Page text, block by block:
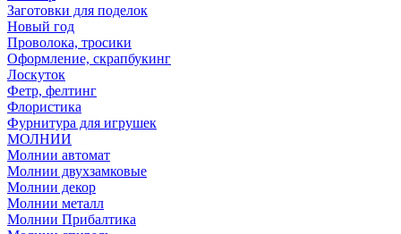
Заготовки для поделок
Новый год
Проволока, тросики
Оформление, скрапбукинг
Лоскуток
Фетр, фелтинг
Флористика
Фурнитура для игрушек
МОЛНИИ
Молнии автомат
Молнии двухзамковые
Молнии декор
Молнии металл
Молнии Прибалтика